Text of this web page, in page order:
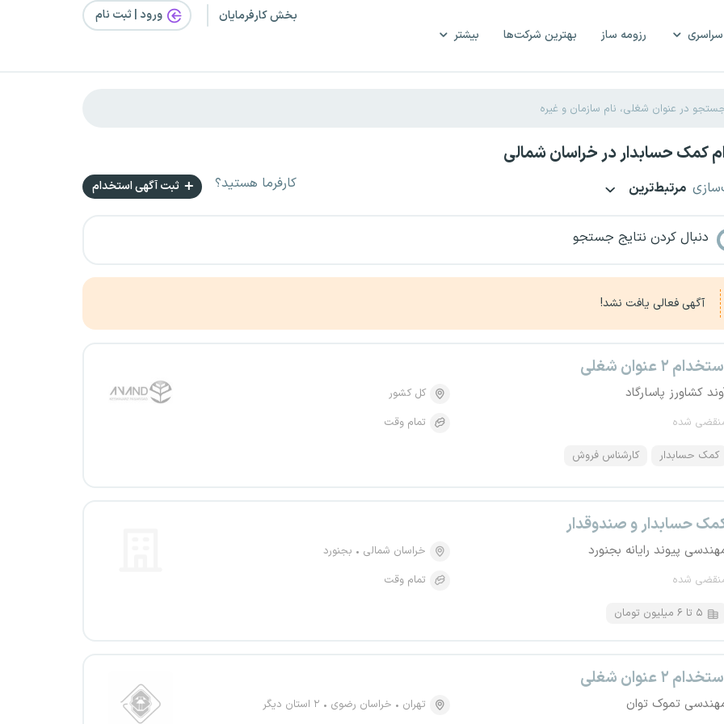
رزومه ساز بهترین شرکت‌ها بیشتر
بخش کارفرمایان ورود | ثبت‌ نام
کمک حسابدار در خراسان شمالی
مرتبط‌ترین کارفرما هستید؟ ثبت آگهی استخدام
دنبال کردن نتایج جستجو
آگهی فعالی یافت نشد!
۲ عنوان شغلی
کشاورز پاسارگاد
شده
کل کشور
تمام وقت
کمک حسابدار کارشناس فروش
حسابدار و صندوقدار
پیوند رایانه بجنورد
شده
خراسان شمالی
بجنورد
تمام وقت
۵ تا ۶ میلیون تومان
۲ عنوان شغلی
تموک توان تهران خراسان رضوی
۲ استان دیگر